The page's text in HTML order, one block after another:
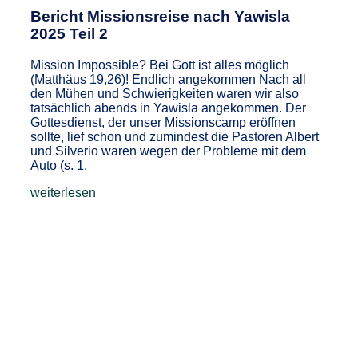
Bericht Missionsreise nach Yawisla
2025 Teil 2
Mission Impossible? Bei Gott ist alles möglich
(Matthäus 19,26)! Endlich angekommen Nach all
den Mühen und Schwierigkeiten waren wir also
tatsächlich abends in Yawisla angekommen. Der
Gottesdienst, der unser Missionscamp eröffnen
sollte, lief schon und zumindest die Pastoren Albert
und Silverio waren wegen der Probleme mit dem
Auto (s. 1.
weiterlesen